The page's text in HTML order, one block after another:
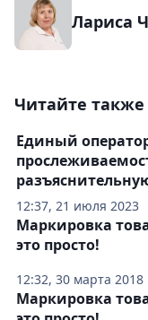
Лариса
Читайте также
12:37, 21 июля 2023
Единый
12:32, 30 марта 2018
Маркировка
это просто!
Маркировка